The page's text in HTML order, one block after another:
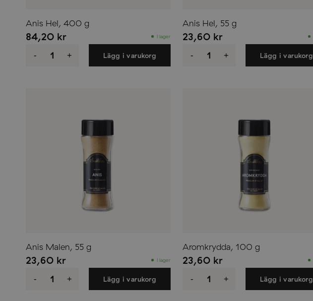
Anis Hel, 400 g
84,20 kr I lager
-
Hel,
400
+ Lägg i varukorg
Anis Hel, 55 g
23,60 kr
-
Hel,
+ Lägg i varukorg
Anis Malen, 55 g
23,60 kr I lager
-
Malen,
+ Lägg i varukorg
Aromkrydda, 100 g
23,60 kr
-
100
+ Lägg i varukorg